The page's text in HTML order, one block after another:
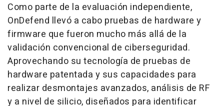
Como parte de la evaluación independiente,
OnDefend llevó a cabo pruebas de hardware y
firmware que fueron mucho más allá de la
validación convencional de ciberseguridad.
Aprovechando su tecnología de pruebas de
hardware patentada y sus capacidades para
realizar desmontajes avanzados, análisis de RF
y a nivel de silicio, diseñados para identificar